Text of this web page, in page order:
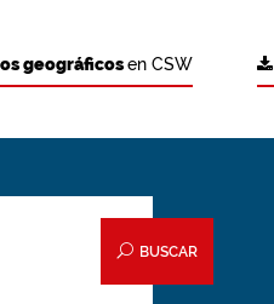
geográficosen CSW
BUSCAR